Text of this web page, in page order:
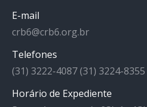
E-mail
crb6@crb6.org.br
Telefones
(31) 3222-4087 (31) 3224-8355
Horário de Expediente